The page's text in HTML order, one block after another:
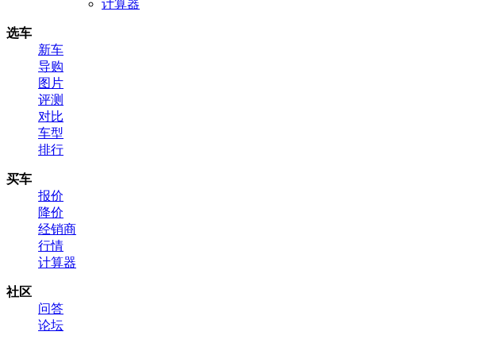
计算器
选车
新车
导购
图片
评测
对比
车型
排行
买车
报价
降价
经销商
行情
计算器
社区
问答
论坛